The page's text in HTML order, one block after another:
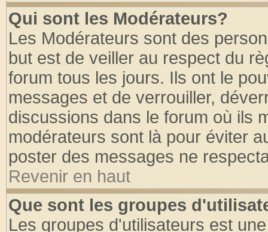
Qui sont les Modérateurs?
Les Modérateurs sont des
but est de veiller au respect du
forum tous les jours. Ils ont le
messages et de verrouiller,
discussions dans le forum où ils
modérateurs sont là pour éviter
poster des messages ne
Revenir en haut
Que sont les groupes
Les groupes d'utilisateurs est